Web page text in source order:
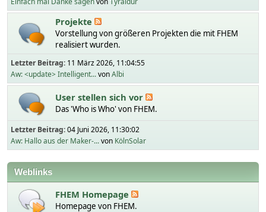
Projekte
Vorstellung von größeren Projekten die mit FHEM
realisiert wurden.
Letzter Beitrag: 11 März 2026, 11:04:55
Aw: <update> Intelligent...vonAlbi
User stellen sich vor
Das 'Who is Who' von FHEM.
Letzter Beitrag:04 Juni 2026, 11:30:02
Aw: Hallo aus der Maker-...von KölnSolar
Weblinks
FHEM Homepage
Homepage von FHEM.